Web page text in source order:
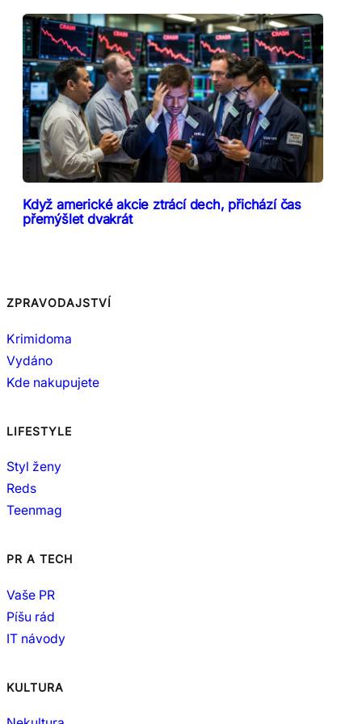
Když americké akcie ztrácí dech, přichází čas
přemýšlet dvakrát
ZPRAVODAJSTVÍ
Krimidoma
Vydáno
Kde nakupujete
LIFESTYLE
Styl ženy
Reds
Teenmag
PR A TECH
Vaše PR
Píšu rád
IT návody
KULTURA